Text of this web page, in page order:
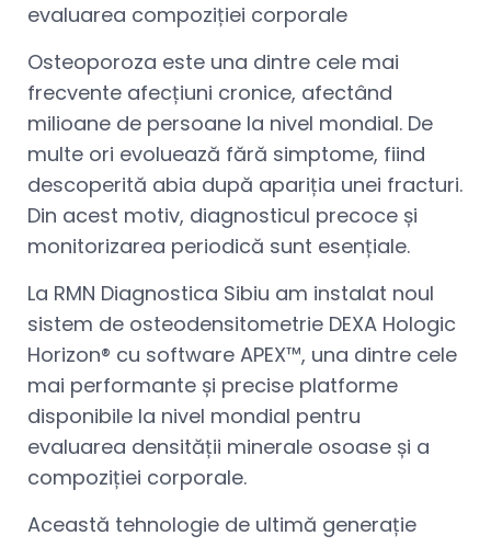
evaluarea compoziției corporale
Osteoporoza este una dintre cele mai
frecvente afecțiuni cronice, afectând
milioane de persoane la nivel mondial. De
multe ori evoluează fără simptome, fiind
descoperită abia după apariția unei fracturi.
Din acest motiv, diagnosticul precoce și
monitorizarea periodică sunt esențiale.
La RMN Diagnostica Sibiu am instalat noul
sistem de osteodensitometrie DEXA Hologic
Horizon® cu software APEX™, una dintre cele
mai performante și precise platforme
disponibile la nivel mondial pentru
evaluarea densității minerale osoase și a
compoziției corporale.
Această tehnologie de ultimă generație